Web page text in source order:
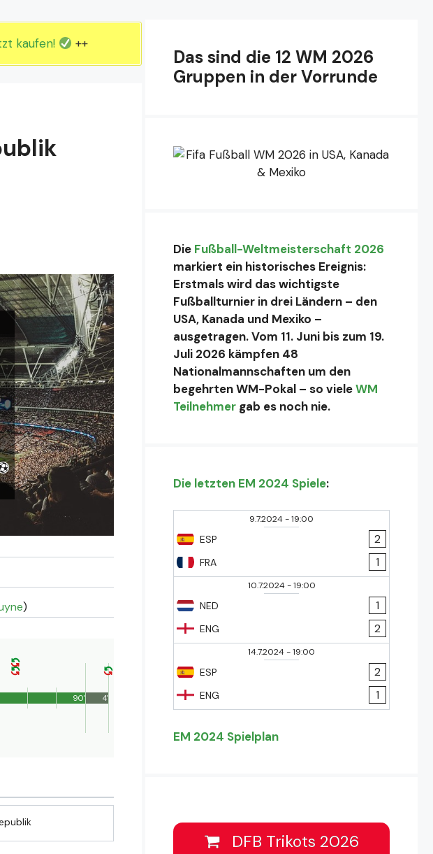
kaufen! ++
)
90' 4'
Das sind die 12 WM 2026
Gruppen in der Vorrunde
Die Fußball-Weltmeisterschaft 2026
markiert ein historisches Ereignis:
Erstmals wird das wichtigste
Fußballturnier in drei Ländern – den
USA, Kanada und Mexiko –
ausgetragen. Vom 11. Juni bis zum 19.
Juli 2026 kämpfen 48
Nationalmannschaften um den
begehrten WM-Pokal – so vieleWM
Teilnehmer gab es noch nie.
Die letzten EM 2024 Spiele:
9.7.2024-19:00
ESP
FRA
2
1
10.7.2024-19:00
NED
ENG
1
2
14.7.2024-19:00
ESP
ENG
2
1
EM 2024 Spielplan
DFB Trikots 2026